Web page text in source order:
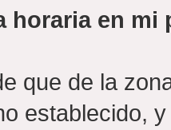
horaria en
que de la
establecido,